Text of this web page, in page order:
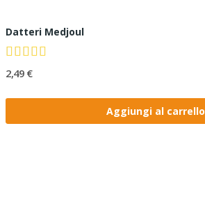
Datteri Medjoul
2,49 €
Aggiungi al carrello